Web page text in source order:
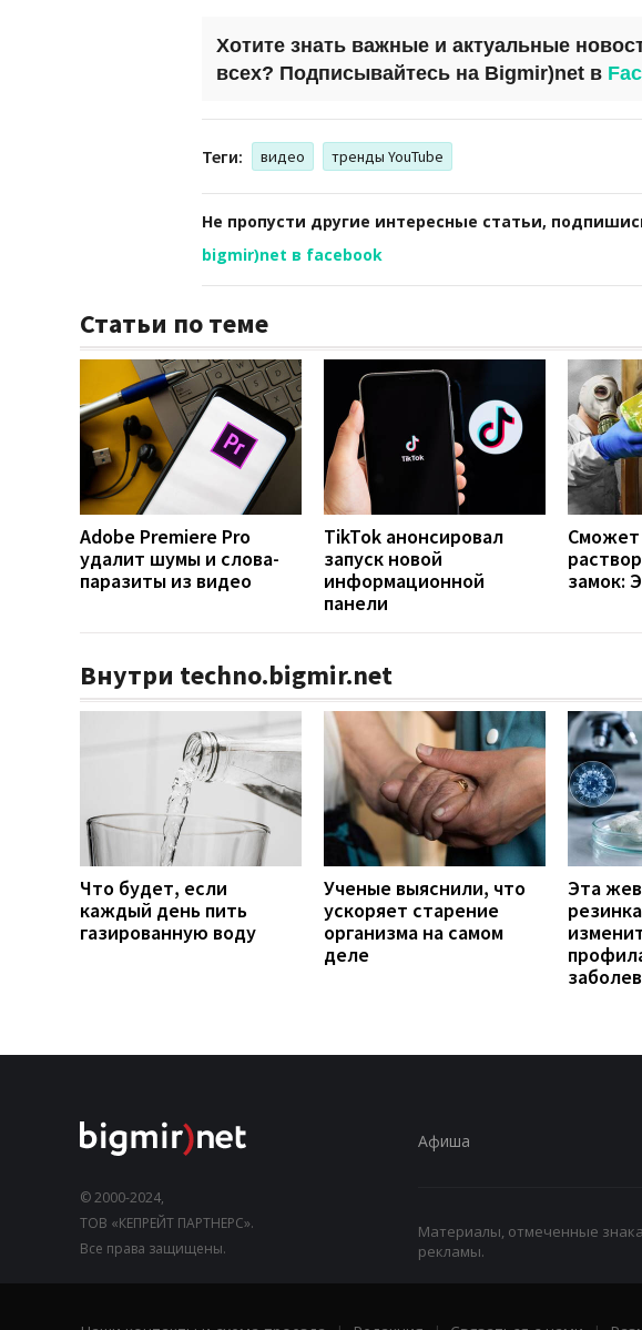
Хотите знать важные и актуальные
всех? Подписывайтесь на Bigmir)net в
Теги: видео тренды YouTube
Не пропусти другие интересные статьи,
bigmir)net в facebook
Статьи по теме
Adobe Premiere Pro
удалит шумы и слова-
паразиты из видео
TikTok анонсировал
запуск новой
информационной
панели
Сможет
замок:
Внутри techno.bigmir.net
Что будет, если
каждый день пить
газированную воду
Ученые выяснили, что
ускоряет старение
организма на самом
деле
Эта
© 2000-2024,
ТОВ «КЕПРЕЙТ ПАРТНЕРС».
Все права защищены.
Афиша
Материалы, отмеченные
рекламы.